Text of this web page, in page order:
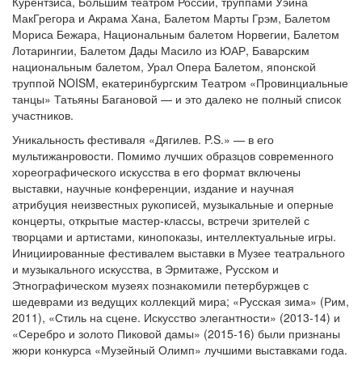
МакГрегора и Акрама Хана, Балетом Марты Грэм, Балетом
Мориса Бежара, Национальным балетом Норвегии, Балетом
Лотарингии, Балетом Дады Масило из ЮАР, Баварским
национальным балетом, Урал Опера Балетом, японской
труппой NOISM, екатеринбургским Театром «Провинциальные
танцы» Татьяны Багановой — и это далеко не полный список
участников.
Уникальность фестиваля «Дягилев. P.S.» — в его
мультижанровости. Помимо лучших образцов современного
хореографического искусства в его формат включены
выставки, научные конференции, издание и научная
атрибуция неизвестных рукописей, музыкальные и оперные
концерты, открытые мастер-классы, встречи зрителей с
творцами и артистами, кинопоказы, интеллектуальные игры.
Инициированные фестивалем выставки в Музее театрального
и музыкального искусства, в Эрмитаже, Русском и
Этнографическом музеях познакомили петербуржцев с
шедеврами из ведущих коллекций мира; «Русская зима» (Рим,
2011), «Стиль на сцене. Искусство элегантности» (2013-14) и
«Серебро и золото Пиковой дамы» (2015-16) были признаны
жюри конкурса «Музейный Олимп» лучшими выставками года.